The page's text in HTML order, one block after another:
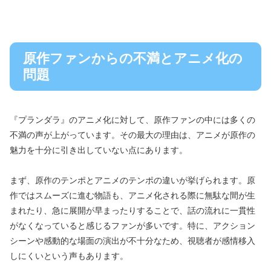
原作ファンからの不満とアニメ化の
問題
『プランダラ』のアニメ化に対して、原作ファンの中には多くの
不満の声が上がっています。その最大の理由は、アニメが原作の
魅力を十分に引き出していない点にあります。
まず、原作のテンポとアニメのテンポの違いが挙げられます。原
作ではスムーズに進む物語も、アニメ化される際に無駄な間が生
まれたり、急に展開が早まったりすることで、話の流れに一貫性
がなくなっていると感じるファンが多いです。特に、アクション
シーンや感動的な場面の演出が不十分なため、視聴者が感情移入
しにくいという声もあります。